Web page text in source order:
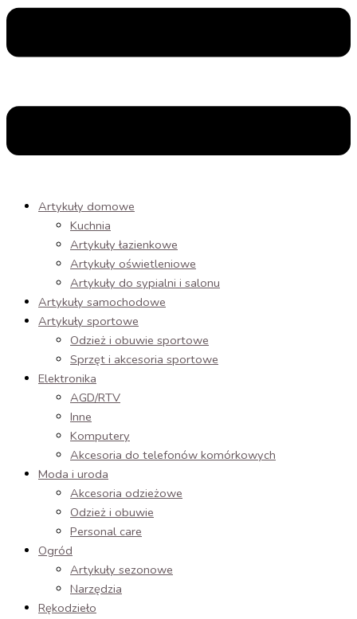
Artykuły domowe
Kuchnia
Artykuły łazienkowe
Artykuły oświetleniowe
Artykuły do sypialni i salonu
Artykuły samochodowe
Artykuły sportowe
Odzież i obuwie sportowe
Sprzęt i akcesoria sportowe
Elektronika
AGD/RTV
Inne
Komputery
Akcesoria do telefonów komórkowych
Moda i uroda
Akcesoria odzieżowe
Odzież i obuwie
Personal care
Ogród
Artykuły sezonowe
Narzędzia
Rękodzieło